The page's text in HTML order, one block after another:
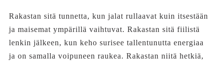
Rakastan sitä tunnetta, kun jalat rullaavat kuin itsestään
ja maisemat ympärillä vaihtuvat. Rakastan sitä fiilistä
lenkin jälkeen, kun keho surisee tallentunutta energiaa
ja on samalla voipuneen raukea. Rakastan niitä hetkiä,